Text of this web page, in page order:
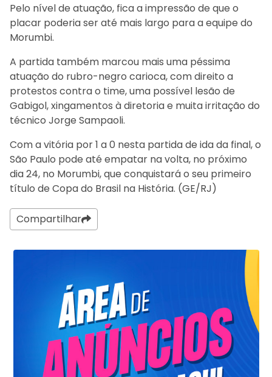
Pelo nível de atuação, fica a impressão de que o
placar poderia ser até mais largo para a equipe do
Morumbi.
A partida também marcou mais uma péssima
atuação do rubro-negro carioca, com direito a
protestos contra o time, uma possível lesão de
Gabigol, xingamentos à diretoria e muita irritação do
técnico Jorge Sampaoli.
Com a vitória por 1 a 0 nesta partida de ida da final, o
São Paulo pode até empatar na volta, no próximo
dia 24, no Morumbi, que conquistará o seu primeiro
título de Copa do Brasil na História. (GE/RJ)
Compartilhar